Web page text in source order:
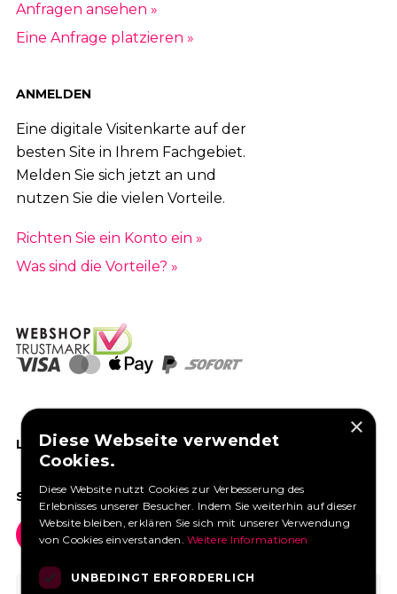
Anfragen ansehen »
Eine Anfrage platzieren »
ANMELDEN
Eine digitale Visitenkarte auf der
besten Site in Ihrem Fachgebiet.
Melden Sie sich jetzt an und
nutzen Sie die vielen Vorteile.
Richten Sie ein Konto ein »
Was sind die Vorteile? »
LIKEN SIE UNS AUF FACEBOOK
SOCIAL MEDIA
×
Diese Webseite verwendet
Cookies.
Diese Website nutzt Cookies zur Verbesserung des
Erlebnisses unserer Besucher. Indem Sie weiterhin auf dieser
Website bleiben, erklären Sie sich mit unserer Verwendung
von Cookies einverstanden.Weitere Informationen
UNBEDINGT ERFORDERLICH